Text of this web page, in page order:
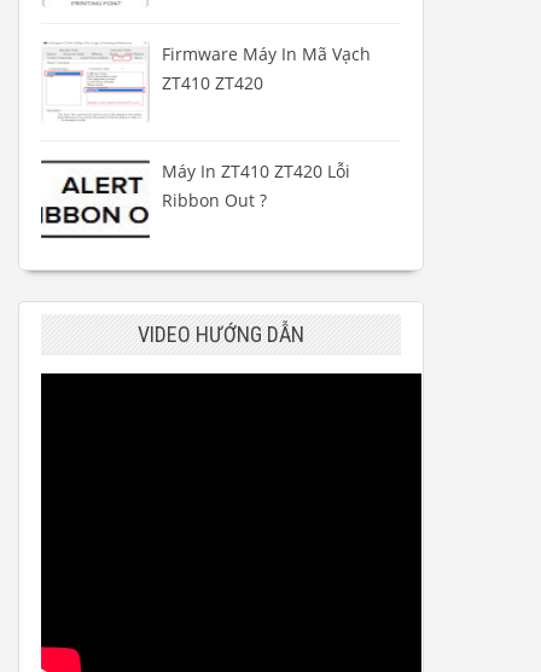
Firmware Máy In Mã Vạch
ZT410 ZT420
Máy In ZT410 ZT420 Lỗi
Ribbon Out ?
VIDEO HƯỚNG DẪN